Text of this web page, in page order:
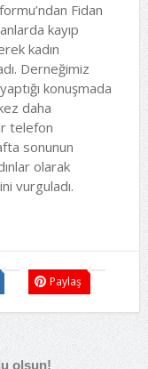
Fidan
kayıp
kadın
Derneğimiz
konuşmada
daha
telefon
sonunun
olarak
vurguladı.
Paylaş
olsun!